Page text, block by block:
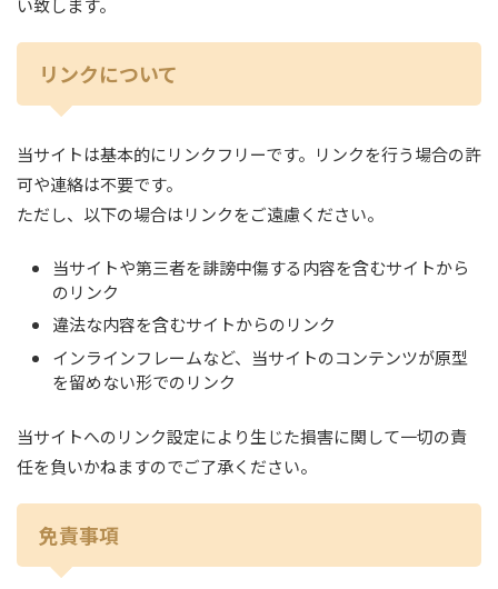
い致します。
リンクについて
当サイトは基本的にリンクフリーです。リンクを行う場合の許
可や連絡は不要です。
ただし、以下の場合はリンクをご遠慮ください。
当サイトや第三者を誹謗中傷する内容を含むサイトから
のリンク
違法な内容を含むサイトからのリンク
インラインフレームなど、当サイトのコンテンツが原型
を留めない形でのリンク
当サイトへのリンク設定により生じた損害に関して一切の責
任を負いかねますのでご了承ください。
免責事項